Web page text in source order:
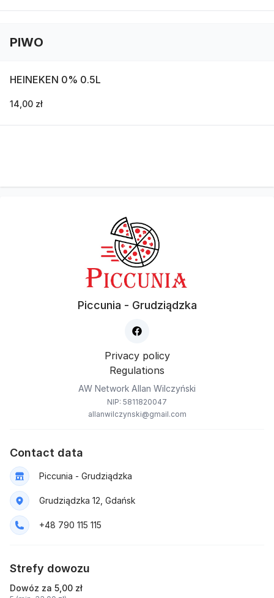
PIWO
HEINEKEN 0% 0.5L
14,00 zł
Piccunia - Grudziądzka
Privacy policy
Regulations
AW Network Allan Wilczyński
NIP: 5811820047
allanwilczynski@gmail.com
Contact data
Piccunia - Grudziądzka
Grudziądzka 12, Gdańsk
+48 790 115 115
Strefy dowozu
Dowóz za 5,00 zł